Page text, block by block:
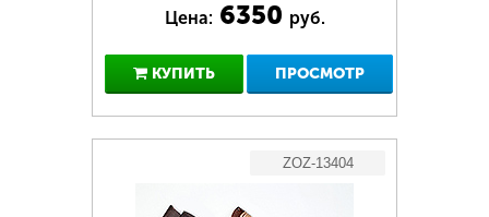
Цена: 6350 руб.
КУПИТЬ ПРОСМОТР
ZOZ-13404